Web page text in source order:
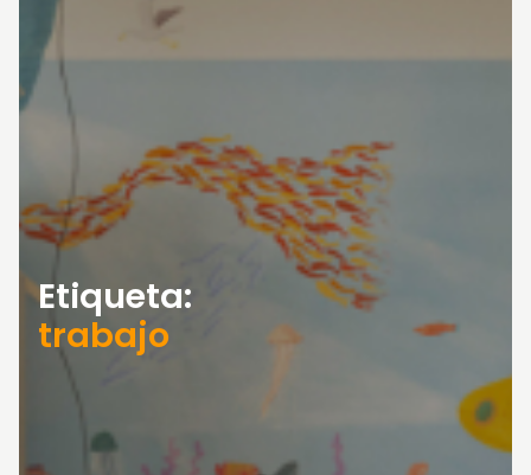
Etiqueta:
trabajo